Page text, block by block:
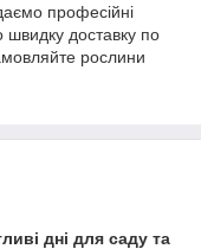
професійні
швидку доставку по
рослини
дні для саду та